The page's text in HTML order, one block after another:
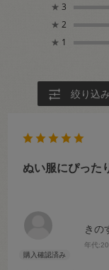
★ 3
★ 2
★ 1
絞り込み
きの
年代:
ぬい服にぴった